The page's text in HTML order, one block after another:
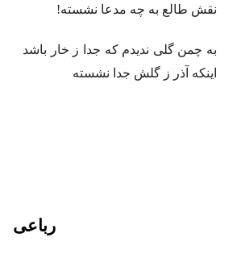
نقش طالع به چه مدعا نشسته!
به چمن گلی ندیدم که جدا ز
اینکه آذر ز گلش جدا نشسته
رباعی